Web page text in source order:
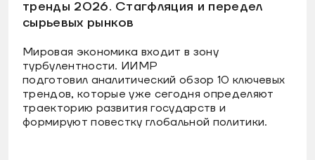
тренды 2026. Стагфляция и передел
сырьевых рынков
Мировая экономика входит в зону
турбулентности. ИИМР
подготовил аналитический обзор 10 ключевых
трендов, которые уже сегодня определяют
траекторию развития государств и
формируют повестку глобальной политики.